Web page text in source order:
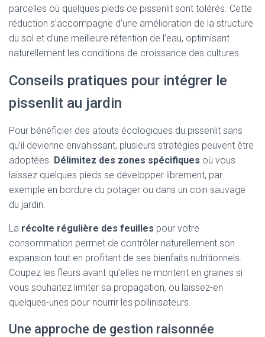
parcelles où quelques pieds de pissenlit sont tolérés. Cette
réduction s’accompagne d’une amélioration de la structure
du sol et d’une meilleure rétention de l’eau, optimisant
naturellement les conditions de croissance des cultures.
Conseils pratiques pour intégrer le
pissenlit au jardin
Pour bénéficier des atouts écologiques du pissenlit sans
qu’il devienne envahissant, plusieurs stratégies peuvent être
adoptées. Délimitez des zones spécifiques où vous
laissez quelques pieds se développer librement, par
exemple en bordure du potager ou dans un coin sauvage
du jardin.
La récolte régulière des feuilles pour votre
consommation permet de contrôler naturellement son
expansion tout en profitant de ses bienfaits nutritionnels.
Coupez les fleurs avant qu’elles ne montent en graines si
vous souhaitez limiter sa propagation, ou laissez-en
quelques-unes pour nourrir les pollinisateurs.
Une approche de gestion raisonnée